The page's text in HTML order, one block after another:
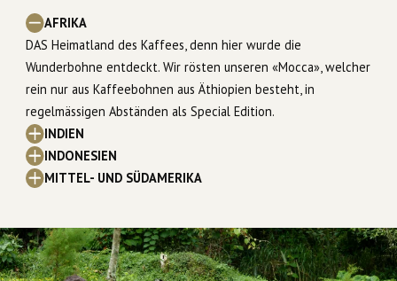
AFRIKA
DAS Heimatland des Kaffees, denn hier wurde die
Wunderbohne entdeckt. Wir rösten unseren «Mocca», welcher
rein nur aus Kaffeebohnen aus Äthiopien besteht, in
regelmässigen Abständen als Special Edition.
INDIEN
INDONESIEN
MITTEL- UND SÜDAMERIKA